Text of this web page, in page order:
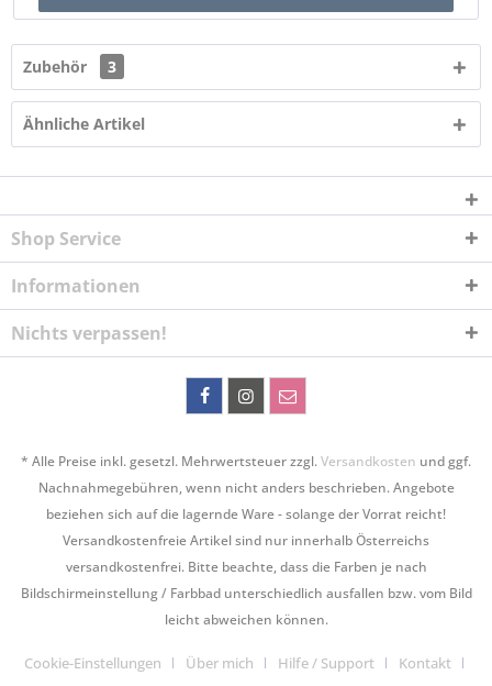
Zubehör 3
Ähnliche Artikel
Shop Service
Informationen
Nichts verpassen!
* Alle Preise inkl. gesetzl. Mehrwertsteuer zzgl.Versandkosten und ggf.
Nachnahmegebühren, wenn nicht anders beschrieben. Angebote
beziehen sich auf die lagernde Ware - solange der Vorrat reicht!
Versandkostenfreie Artikel sind nur innerhalb Österreichs
versandkostenfrei. Bitte beachte, dass die Farben je nach
Bildschirmeinstellung / Farbbad unterschiedlich ausfallen bzw. vom Bild
leicht abweichen können.
Cookie-Einstellungen Über mich Hilfe / Support Kontakt